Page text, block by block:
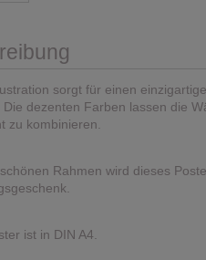
sorgt für einen
Die dezenten Farben lassen die
zu kombinieren.
Rahmen wird dieses
ist in DIN A4.